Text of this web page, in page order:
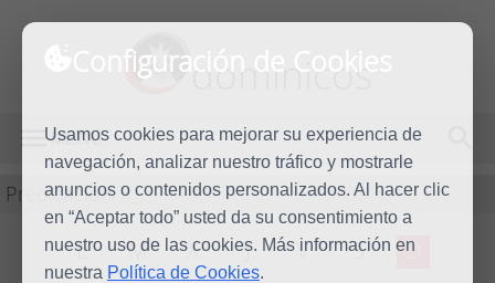
Configuración de Cookies
Usamos cookies para mejorar su experiencia de
navegación, analizar nuestro tráfico y mostrarle
anuncios o contenidos personalizados. Al hacer clic
en “Aceptar todo” usted da su consentimiento a
nuestro uso de las cookies. Más información en
nuestra Política de Cookies.
dominicos
MENÚ
Predicación
L M X J V S D